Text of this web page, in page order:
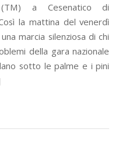
(TM) a Cesenatico di
la mattina del venerdì
marcia silenziosa di chi
della gara nazionale
sotto le palme e i pini